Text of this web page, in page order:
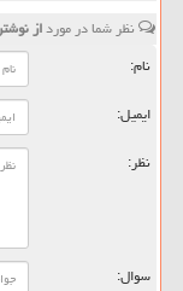
نظر شما در مورداز
نام:
ایمیل:
نظر:
سوال: